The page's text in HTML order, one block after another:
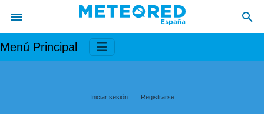
Menú Principal
Iniciar sesión Registrarse